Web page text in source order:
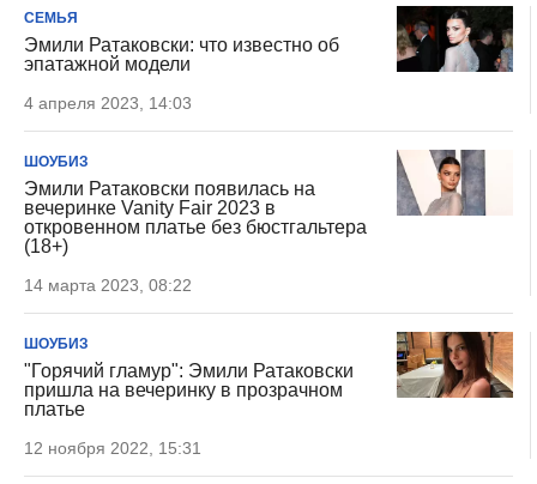
СЕМЬЯ
Эмили Ратаковски: что известно об
эпатажной модели
4 апреля 2023, 14:03
ШОУБИЗ
Эмили Ратаковски появилась на
вечеринке Vanity Fair 2023 в
откровенном платье без бюстгальтера
(18+)
14 марта 2023, 08:22
ШОУБИЗ
"Горячий гламур": Эмили Ратаковски
пришла на вечеринку в прозрачном
платье
12 ноября 2022, 15:31